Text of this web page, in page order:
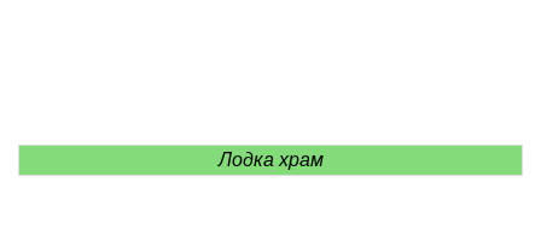
Лодка храм